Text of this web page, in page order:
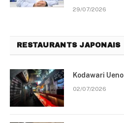
29/07/2026
RESTAURANTS JAPONAIS
Kodawari Ueno
02/07/2026